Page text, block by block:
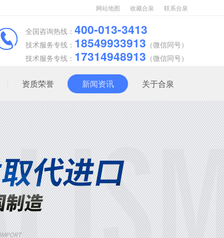
网站地图 收藏合泉 联系合泉
全国咨询热线： 400-013-3413
技术服务专线： 18549933913 （微信同号）
技术服务专线： 17314948913 （微信同号）
资质荣誉 新闻资讯 关于合泉